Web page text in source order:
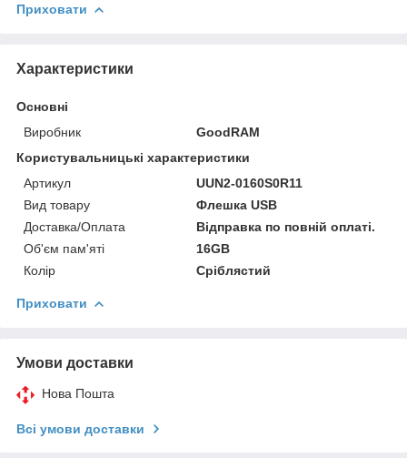
Приховати
Характеристики
Основні
Виробник
GoodRAM
Користувальницькі характеристики
Артикул
UUN2-0160S0R11
Вид товару
Флешка USB
Доставка/Оплата
Відправка по повній оплаті.
Об'єм пам'яті
16GB
Колір
Сріблястий
Приховати
Умови доставки
Нова Пошта
Всі умови доставки